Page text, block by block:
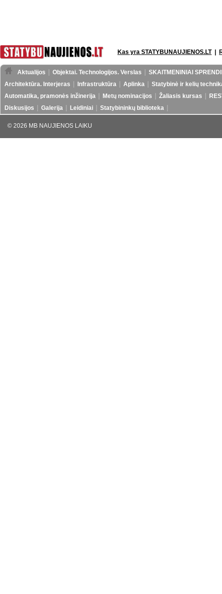
Kas yra STATYBUNAUJIENOS.LT|
Aktualijos Objektai. Technologijos. Verslas
SKAITMENINIAI
Architektūra. Interjeras
Infrastruktūra Aplinka
Statybinė ir kelių
Automatika, pramonės inžinerija
Metų nominacijos Žaliasis kursas
Diskusijos
Galerija Leidiniai Statybininkų biblioteka
© 2026 MB NAUJIENOS LAIKU